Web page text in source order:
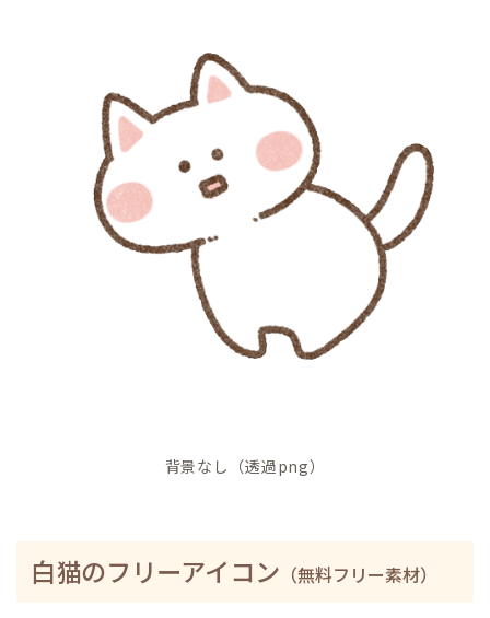
背景なし（透過png）
白猫のフリーアイコン （無料フリー素材）